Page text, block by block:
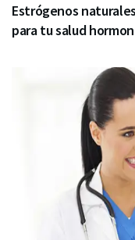
Estrógenos
para tu salud